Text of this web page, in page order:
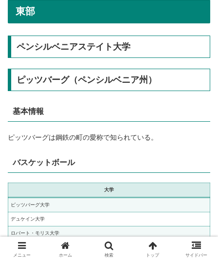
東部
ペンシルベニアステイト大学
ピッツバーグ（ペンシルベニア州）
基本情報
ピッツバーグは鋼鉄の町の愛称で知られている。
バスケットボール
大学
ピッツバーグ大学
デュケイン大学
ロバート・モリス大学
メニュー ホーム 検索 トップ サイドバー